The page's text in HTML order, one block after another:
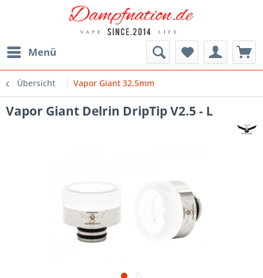
Menü
Übersicht Vapor Giant 32,5mm
Vapor Giant Delrin DripTip V2.5 - L